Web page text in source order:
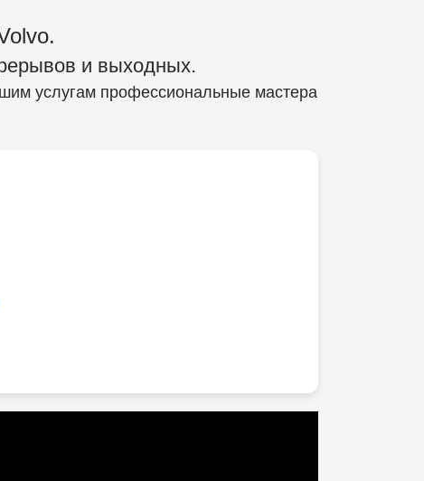
и выходных.
услугам профессиональные мастера